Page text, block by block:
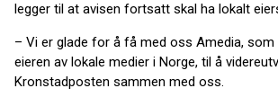
legger til at avisen fortsatt skal ha lokalt
– Vi er glade for å få med oss Amedia,
eieren av lokale medier i Norge, til å
Kronstadposten sammen med oss.